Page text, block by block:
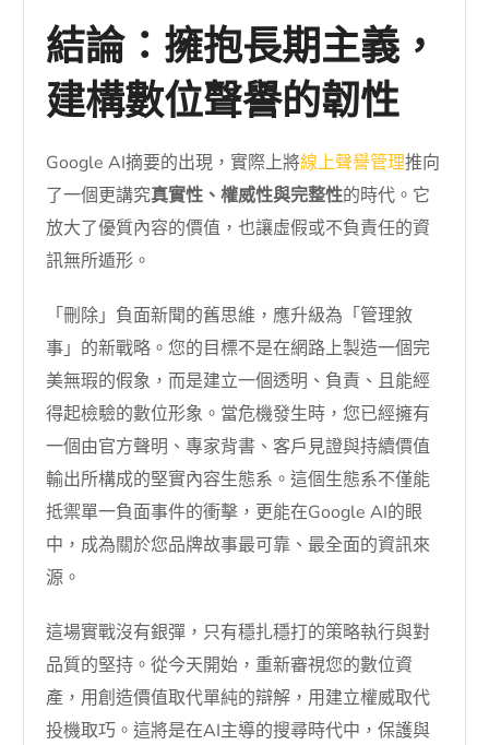
結論：擁抱長期主義，
建構數位聲譽的韌性
Google AI摘要的出現，實際上將線上聲譽管理推向
了一個更講究真實性、權威性與完整性的時代。它
放大了優質內容的價值，也讓虛假或不負責任的資
訊無所遁形。
「刪除」負面新聞的舊思維，應升級為「管理敘
事」的新戰略。您的目標不是在網路上製造一個完
美無瑕的假象，而是建立一個透明、負責、且能經
得起檢驗的數位形象。當危機發生時，您已經擁有
一個由官方聲明、專家背書、客戶見證與持續價值
輸出所構成的堅實內容生態系。這個生態系不僅能
抵禦單一負面事件的衝擊，更能在Google AI的眼
中，成為關於您品牌故事最可靠、最全面的資訊來
源。
這場實戰沒有銀彈，只有穩扎穩打的策略執行與對
品質的堅持。從今天開始，重新審視您的數位資
產，用創造價值取代單純的辯解，用建立權威取代
投機取巧。這將是在AI主導的搜尋時代中，保護與